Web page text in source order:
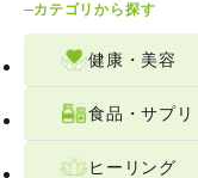
カテゴリから探す
健康・美容
食品・サプリ
ヒーリング
ホーム 製品情報 ヒーリン